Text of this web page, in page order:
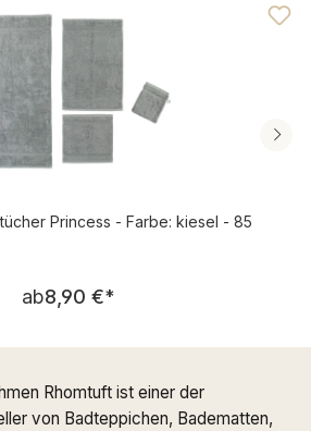
Princess - Farbe: kiesel - 85
Regulärer Preis:
ab8,90 €*
Rhomtuft ist einer der
von Badteppichen, Badematten,